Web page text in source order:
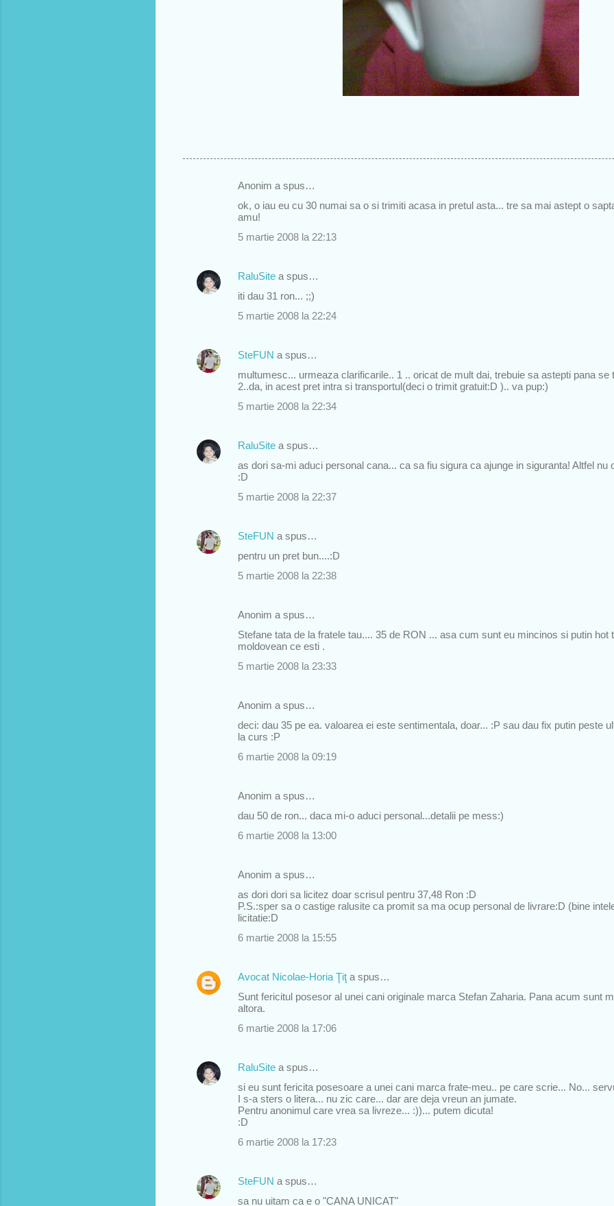
n
t
i
Anonim a spus…
ok, o iau eu cu 30 numai sa o si trimiti acasa in pretul asta... tre sa mai astept o
amu!
5 martie 2008 la 22:13
RaluSite a spus…
iti dau 31 ron... ;;)
5 martie 2008 la 22:24
SteFUN a spus…
multumesc... urmeaza clarificarile.. 1 .. oricat de mult dai, trebuie sa astepti pana se
2..da, in acest pret intra si transportul(deci o trimit gratuit:D ).. va pup:)
5 martie 2008 la 22:34
RaluSite a spus…
as dori sa-mi aduci personal cana... ca sa fiu sigura ca ajunge in siguranta! Altfel nu
:D
5 martie 2008 la 22:37
SteFUN a spus…
pentru un pret bun....:D
5 martie 2008 la 22:38
Anonim a spus…
Stefane tata de la fratele tau.... 35 de RON ... asa cum sunt eu mincinos si putin hot
moldovean ce esti .
5 martie 2008 la 23:33
Anonim a spus…
deci: dau 35 pe ea. valoarea ei este sentimentala, doar... :P sau dau fix putin peste
la curs :P
6 martie 2008 la 09:19
Anonim a spus…
dau 50 de ron... daca mi-o aduci personal...detalii pe mess:)
6 martie 2008 la 13:00
Anonim a spus…
as dori dori sa licitez doar scrisul pentru 37,48 Ron :D
P.S.:sper sa o castige ralusite ca promit sa ma ocup personal de livrare:D (bine
licitatie:D
6 martie 2008 la 15:55
Avocat Nicolae-Horia Ţiţ a spus…
Sunt fericitul posesor al unei cani originale marca Stefan Zaharia. Pana acum sunt
altora.
6 martie 2008 la 17:06
RaluSite a spus…
si eu sunt fericita posesoare a unei cani marca frate-meu.. pe care scrie... No...
I s-a sters o litera... nu zic care... dar are deja vreun an jumate.
Pentru anonimul care vrea sa livreze... :))... putem dicuta!
:D
6 martie 2008 la 17:23
SteFUN a spus…
sa nu uitam ca e o "CANA UNICAT"